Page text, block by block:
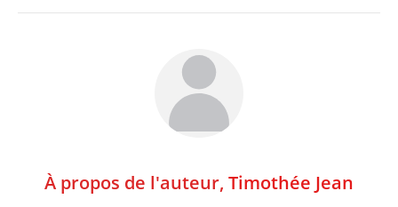
À propos de l'auteur, Timothée Jean